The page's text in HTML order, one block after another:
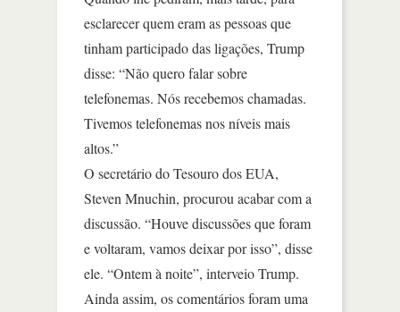
esclarecer quem eram as pessoas que
tinham participado das ligações, Trump
disse: “Não quero falar sobre
telefonemas. Nós recebemos chamadas.
Tivemos telefonemas nos níveis mais
altos.”
O secretário do Tesouro dos EUA,
Steven Mnuchin, procurou acabar com a
discussão. “Houve discussões que foram
e voltaram, vamos deixar por isso”, disse
ele. “Ontem à noite”, interveio Trump.
Ainda assim, os comentários foram uma